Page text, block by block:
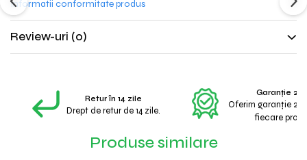
Informatii conformitate produs
Review-uri (0)
Retur în 14 zile
Drept de retur de 14 zile.
Garanție 2
Oferim garanție 2
fiecare
Produse similare